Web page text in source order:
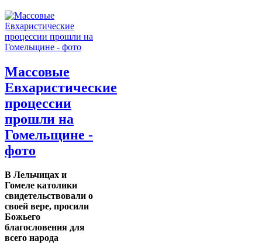
Массовые
Евхаристические
процессии
прошли на
Гомельщине -
фото
В Лельчицах и
Гомеле католики
свидетельствовали о
своей вере, просили
Божьего
благословения для
всего народа